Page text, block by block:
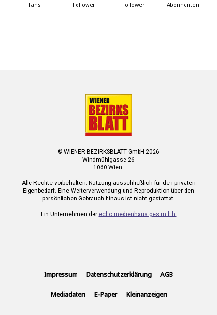
Fans Follower Follower Abonnenten
© WIENER BEZIRKSBLATT GmbH 2026
Windmühlgasse 26
1060 Wien.
Alle Rechte vorbehalten. Nutzung ausschließlich für den privaten
Eigenbedarf. Eine Weiterverwendung und Reproduktion über den
persönlichen Gebrauch hinaus ist nicht gestattet.
Ein Unternehmen der echo medienhaus ges.m.b.h.
Impressum Datenschutzerklärung AGB
Mediadaten E-Paper Kleinanzeigen